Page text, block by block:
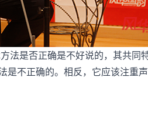
是否正确是不好说的，其共同
是不正确的。相反，它应该注重